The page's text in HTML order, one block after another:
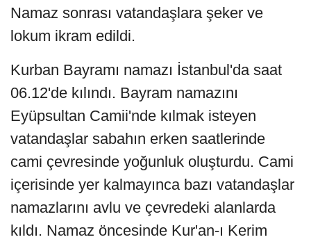
Namaz sonrası vatandaşlara şeker ve
lokum ikram edildi.
Kurban Bayramı namazı İstanbul'da saat
06.12'de kılındı. Bayram namazını
Eyüpsultan Camii'nde kılmak isteyen
vatandaşlar sabahın erken saatlerinde
cami çevresinde yoğunluk oluşturdu. Cami
içerisinde yer kalmayınca bazı vatandaşlar
namazlarını avlu ve çevredeki alanlarda
kıldı. Namaz öncesinde Kur'an-ı Kerim